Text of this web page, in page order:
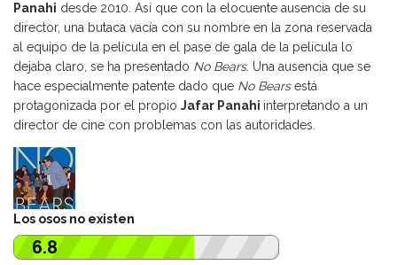
Panahi desde 2010. Así que con la elocuente ausencia de su
director, una butaca vacía con su nombre en la zona reservada
al equipo de la película en el pase de gala de la película lo
dejaba claro, se ha presentado No Bears. Una ausencia que se
hace especialmente patente dado que No Bearsestá
protagonizada por el propio Jafar Panahi interpretando a un
director de cine con problemas con las autoridades.
Los osos no existen
6.8